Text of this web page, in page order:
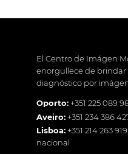
El Centro de Imágen
enorgullece de brindar
diagnóstico por
Oporto: +351 225 089
Aveiro: +351 234 386
Lisboa: +351 214 263 919
nacional